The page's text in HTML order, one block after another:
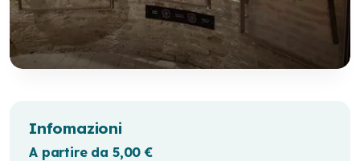
Infomazioni
A partire da 5,00 €